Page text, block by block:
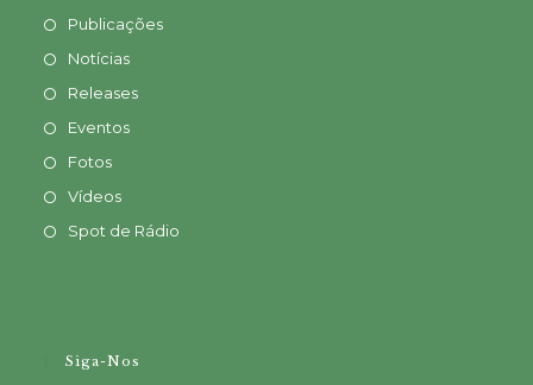
Publicações
Notícias
Releases
Eventos
Fotos
Vídeos
Spot de Rádio
Siga-Nos